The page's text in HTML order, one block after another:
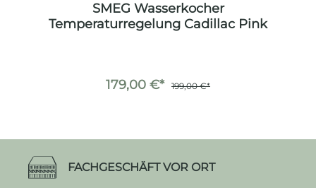
SMEG Wasserkocher
Temperaturregelung Cadillac Pink
179,00 €* 199,00 €*
FACHGESCHÄFT VOR ORT